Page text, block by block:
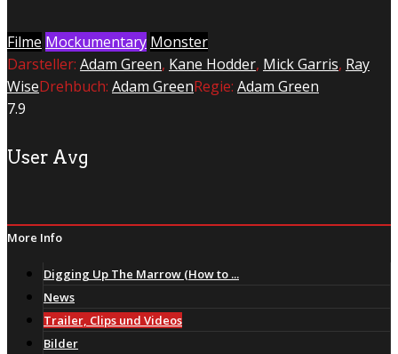
Filme Mockumentary Monster
Darsteller: Adam Green, Kane Hodder, Mick Garris, Ray
WiseDrehbuch: Adam GreenRegie: Adam Green
7.9
User Avg
More Info
Digging Up The Marrow (How to ...
News
Trailer, Clips und Videos
Bilder